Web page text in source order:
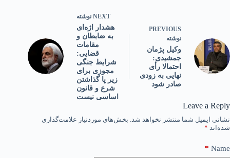
PREVIOUS
نوشته
وکیل پژمان
جمشیدی:
احتمالا رأی
نهایی به زودی
صادر شود
NEXT نوشته
هشدار اژه‌ای
به ضابطان و
مقامات
قضایی:
شرایط جنگی
مجوزی برای
زیر پا گذاشتن
شرع و قانون
اساسی نیست
Leave a Reply
نشانی ایمیل شما منتشر نخواهد شد. بخش‌های موردنیاز علامت‌گذاری
شده‌اند *
Name
*